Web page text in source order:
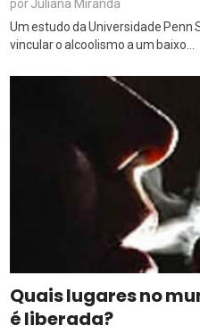
porJuliana Miranda
Um estudo da Universidade
vincular o alcoolismo a um baixo...
Quais lugares no
é liberada?